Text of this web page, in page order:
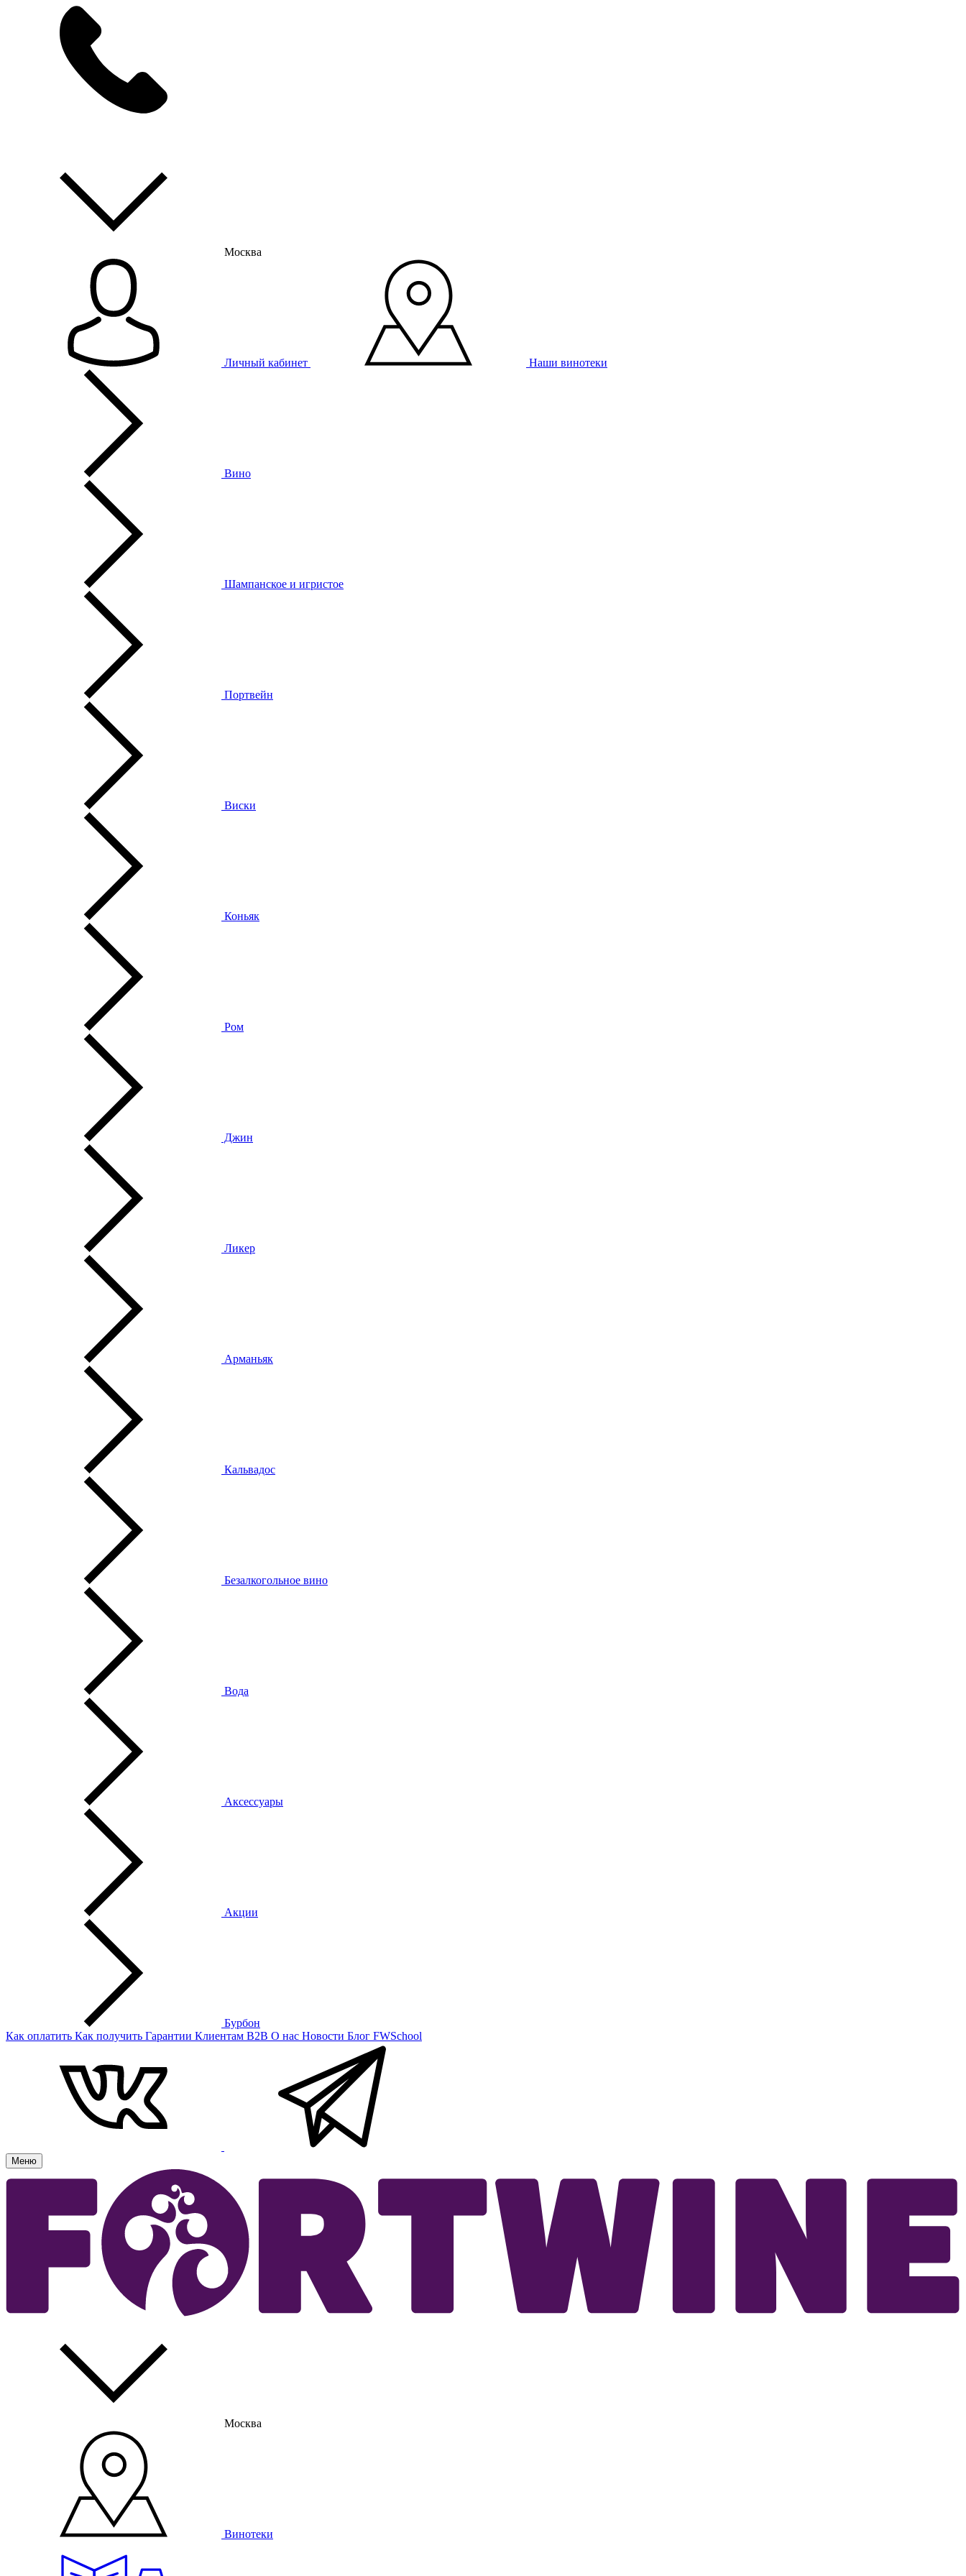
Москва
Личный кабинет Наши винотеки
Вино
Шампанское и игристое
Портвейн
Виски
Коньяк
Ром
Джин
Ликер
Арманьяк
Кальвадос
Безалкогольное вино
Вода
Аксессуары
Акции
Бурбон
Как оплатить Как получить Гарантии Клиентам B2B О нас Новости Блог FWSchool
Меню
Москва
Винотеки